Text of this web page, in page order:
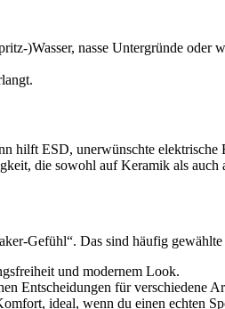
)Wasser, nasse Untergründe
ESD, unerwünschte elektrische
die sowohl auf Keramik als auch
Gefühl“. Das sind häufig
und modernem Look.
Entscheidungen für verschiedene
ideal, wenn du einen echten